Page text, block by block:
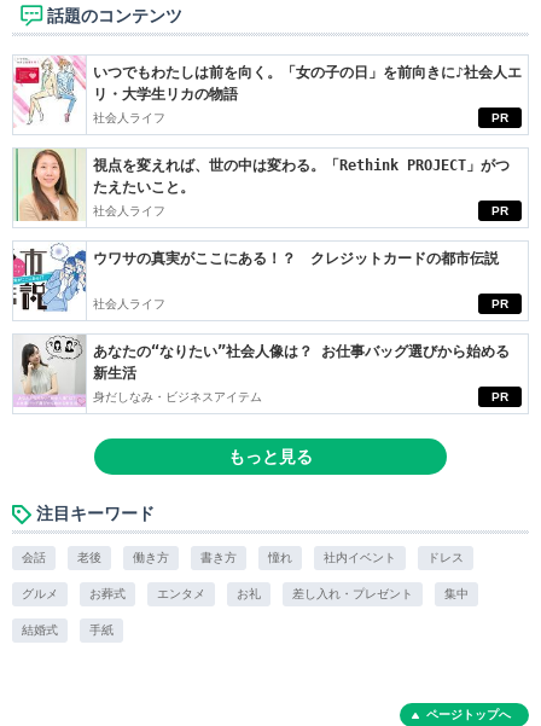
話題のコンテンツ
PR
いつでもわたしは前を向く。「女の子の日」を前向きに♪社会人エ
リ・大学生リカの物語
社会人ライフ
PR
視点を変えれば、世の中は変わる。「Rethink PROJECT」がつ
たえたいこと。
社会人ライフ
PR
ウワサの真実がここにある！？ クレジットカードの都市伝説
社会人ライフ
PR
あなたの“なりたい”社会人像は？ お仕事バッグ選びから始める
新生活
身だしなみ・ビジネスアイテム
もっと見る
注目キーワード
会話 老後 働き方 書き方 憧れ 社内イベント ドレス
グルメ お葬式 エンタメ お礼 差し入れ・プレゼント 集中
結婚式 手紙
ページトップへ